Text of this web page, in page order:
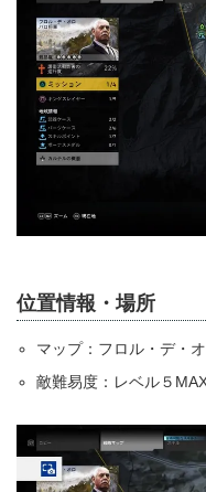
位置情報・場所
マップ：フロル・デ・
敵難易度：レベル５